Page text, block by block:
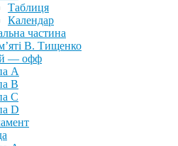
Таблиця
Календар
частина
В. Тищенко
— офф
А
B
С
D